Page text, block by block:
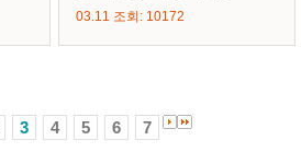
03.11 조회: 10172
3 4 5 6 7